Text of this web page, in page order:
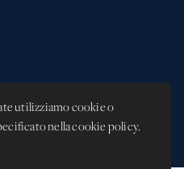
utilizziamo cookie o
nella cookie policy.